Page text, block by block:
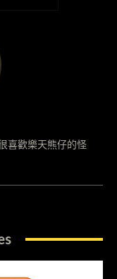
喜歡樂天熊仔的怪